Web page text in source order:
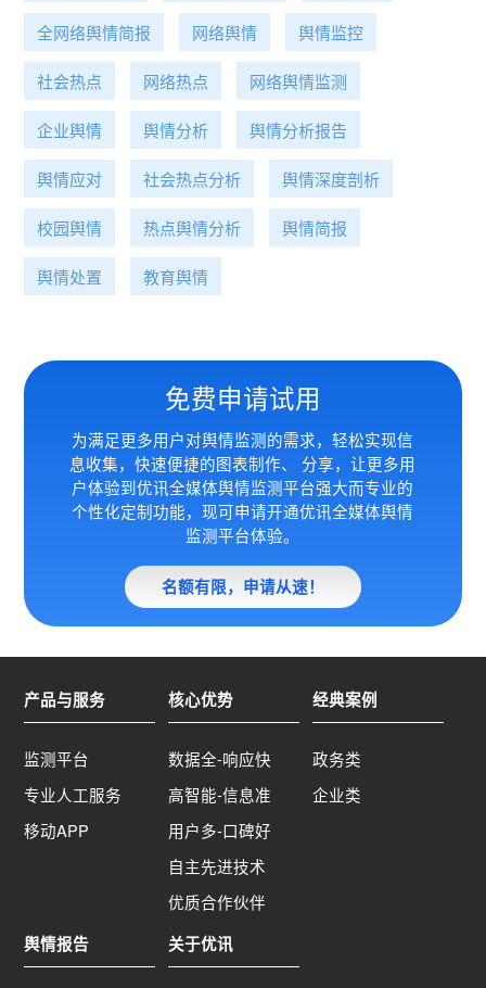
全网络舆情简报 网络舆情 舆情监控
社会热点 网络热点 网络舆情监测
企业舆情 舆情分析 舆情分析报告
舆情应对 社会热点分析 舆情深度剖析
校园舆情 热点舆情分析 舆情简报
舆情处置 教育舆情
免费申请试用
为满足更多用户对舆情监测的需求，轻松实现信
息收集，快速便捷的图表制作、 分享，让更多用
户体验到优讯全媒体舆情监测平台强大而专业的
个性化定制功能，现可申请开通优讯全媒体舆情
监测平台体验。
名额有限，申请从速！
产品与服务
监测平台
专业人工服务
移动APP
核心优势
数据全-响应快
高智能-信息准
用户多-口碑好
自主先进技术
优质合作伙伴
经典案例
政务类
企业类
舆情报告 关于优讯